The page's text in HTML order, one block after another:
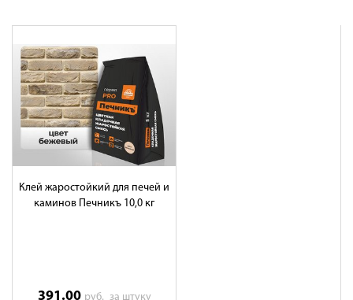
Клей жаростойкий для печей и
каминов Печникъ 10,0 кг
391.00 руб. за штуку